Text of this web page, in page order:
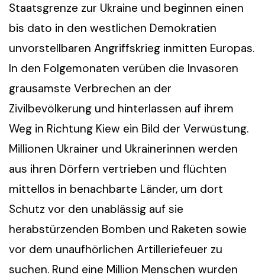
Staatsgrenze zur Ukraine und beginnen einen
bis dato in den westlichen Demokratien
unvorstellbaren Angriffskrieg inmitten Europas.
In den Folgemonaten verüben die Invasoren
grausamste Verbrechen an der
Zivilbevölkerung und hinterlassen auf ihrem
Weg in Richtung Kiew ein Bild der Verwüstung.
Millionen Ukrainer und Ukrainerinnen werden
aus ihren Dörfern vertrieben und flüchten
mittellos in benachbarte Länder, um dort
Schutz vor den unablässig auf sie
herabstürzenden Bomben und Raketen sowie
vor dem unaufhörlichen Artilleriefeuer zu
suchen. Rund eine Million Menschen wurden